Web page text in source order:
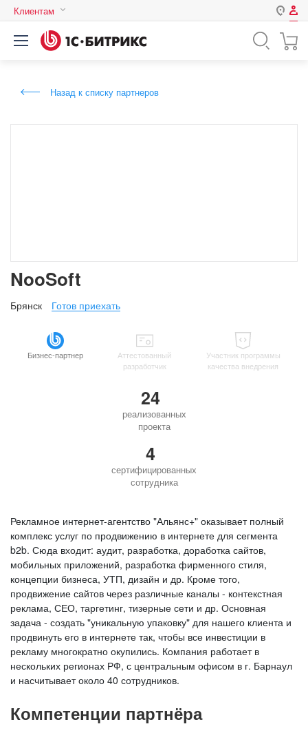
Клиентам
Авторизация
Назад к списку партнеров
NooSoft
Брянск Готов приехать
Бизнес-партнер
Аттестованный
разработчик
Участник программы
качества внедрения
24
реализованных
проекта
4
сертифицированных
сотрудника
Рекламное интернет-агентство "Альянс+" оказывает полный
комплекс услуг по продвижению в интернете для сегмента
b2b. Сюда входит: аудит, разработка, доработка сайтов,
мобильных приложений, разработка фирменного стиля,
концепции бизнеса, УТП, дизайн и др. Кроме того,
продвижение сайтов через различные каналы - контекстная
реклама, СЕО, таргетинг, тизерные сети и др. Основная
задача - создать "уникальную упаковку" для нашего клиента и
продвинуть его в интернете так, чтобы все инвестиции в
рекламу многократно окупились. Компания работает в
нескольких регионах РФ, с центральным офисом в г. Барнаул
и насчитывает около 40 сотрудников.
Компетенции партнёра